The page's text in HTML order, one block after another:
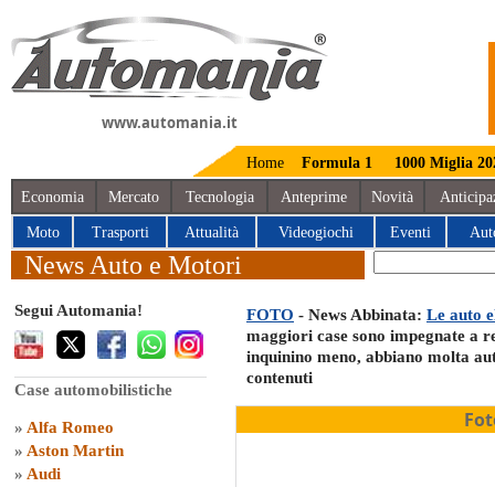
www.automania.it
Home Formula 1 1000 Miglia
Economia Mercato Tecnologia Anteprime Novità
Moto Trasporti Attualità Videogiochi Eventi
News Auto e Motori
Segui Automania!
Case automobilistiche
» Alfa Romeo
» Aston Martin
» Audi
FOTO - News Abbinata: Le auto
maggiori case sono impegnate a
inquinino meno, abbiano molta
contenuti